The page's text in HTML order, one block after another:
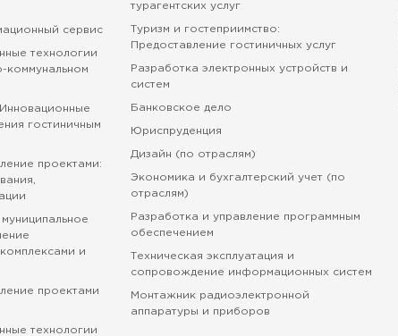
сервис
технологии
коммунальном
гостиничным
проектами:
и
проектами
технологии
турагентских услуг
Туризм и гостеприимство:
Предоставление гостиничных услуг
Разработка электронных устройств и
систем
Банковское дело
Юриспруденция
Дизайн (по отраслям)
Экономика и бухгалтерский учет (по
отраслям)
Разработка и управление программным
обеспечением
Техническая эксплуатация и
сопровождение информационных систем
Монтажник радиоэлектронной
аппаратуры и приборов